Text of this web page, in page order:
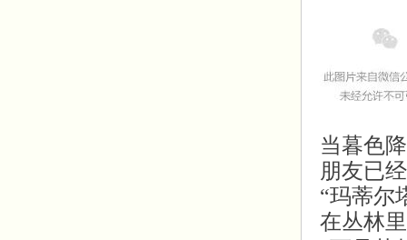
当暮色
朋友已
“玛蒂尔
在丛林